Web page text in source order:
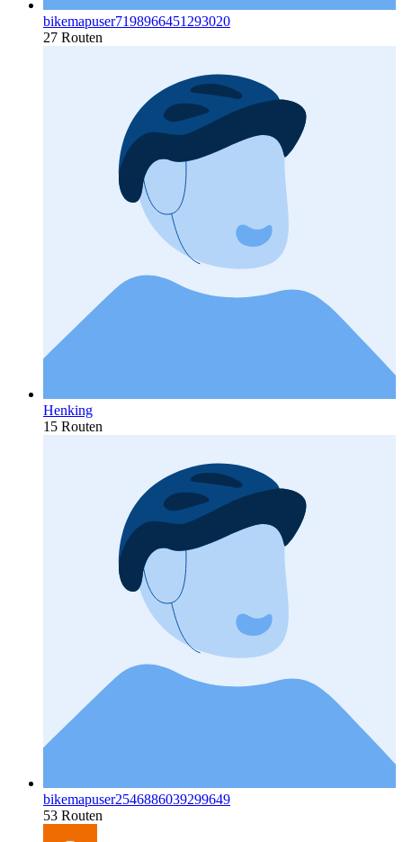
bikemapuser7198966451293020
27 Routen
Henking
15 Routen
bikemapuser2546886039299649
53 Routen